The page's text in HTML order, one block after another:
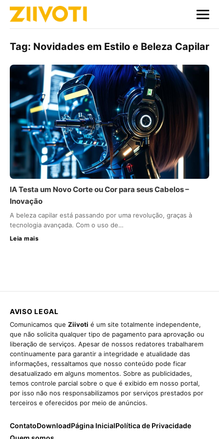
Tag: Novidades em Estilo e Beleza Capilar
IA Testa um Novo Corte ou Cor para seus Cabelos –
Inovação
A beleza capilar está passando por uma revolução, graças à
tecnologia avançada. Com o uso de…
Leia mais
AVISO LEGAL
Comunicamos que Ziivoti é um site totalmente independente,
que não solicita qualquer tipo de pagamento para aprovação ou
liberação de serviços. Apesar de nossos redatores trabalharem
continuamente para garantir a integridade e atualidade das
informações, ressaltamos que nosso conteúdo pode ficar
desatualizado em alguns momentos. Sobre as publicidades,
temos controle parcial sobre o que é exibido em nosso portal,
por isso não nos responsabilizamos por serviços prestados por
terceiros e oferecidos por meio de anúncios.
ContatoDownloadPágina InicialPolítica de Privacidade